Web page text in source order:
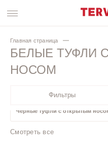
Главная страница
БЕЛЫЕ ТУФЛИ
НОСОМ
Фильтры
Черные туфли с открытым
Смотреть все